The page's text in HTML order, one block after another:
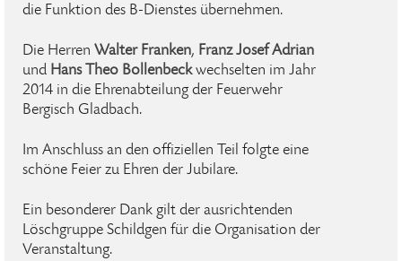
die Funktion des B-Dienstes übernehmen.
Die Herren Walter Franken, Franz Josef Adrian
und Hans Theo Bollenbeckwechselten im Jahr
2014 in die Ehrenabteilung der Feuerwehr
Bergisch Gladbach.
Im Anschluss an den offiziellen Teil folgte eine
schöne Feier zu Ehren der Jubilare.
Ein besonderer Dank gilt der ausrichtenden
Löschgruppe Schildgen für die Organisation der
Veranstaltung.